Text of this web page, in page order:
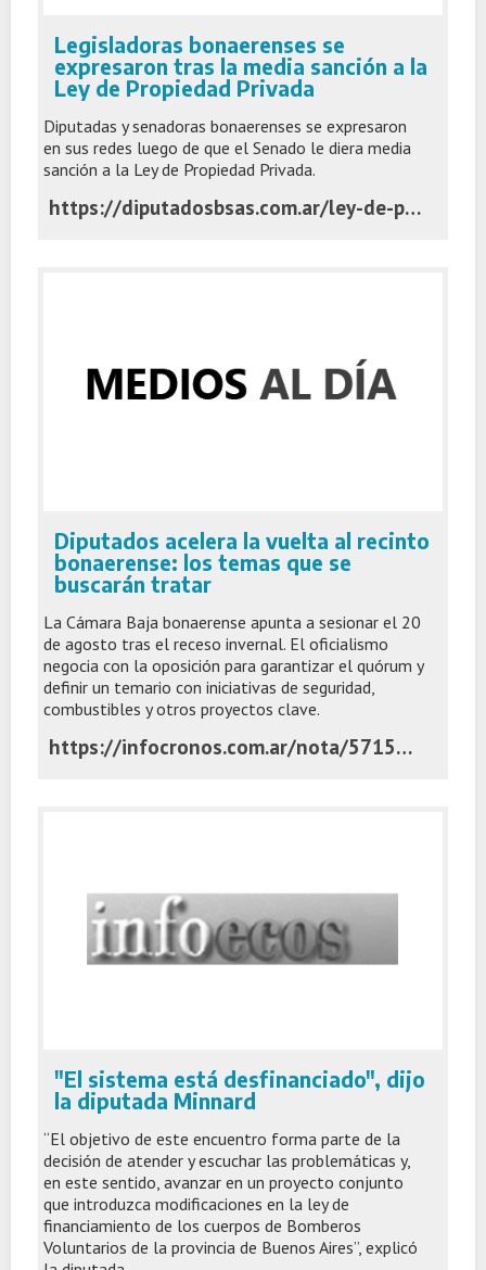
Legisladoras bonaerenses se
expresaron tras la media sanción a la
Ley de Propiedad Privada
Diputadas y senadoras bonaerenses se expresaron
en sus redes luego de que el Senado le diera media
sanción a la Ley de Propiedad Privada.
https://diputadosbsas.com.ar/ley-de-propiedad-privada-diputadas-senadoras/
Diputados acelera la vuelta al recinto
bonaerense: los temas que se
buscarán tratar
La Cámara Baja bonaerense apunta a sesionar el 20
de agosto tras el receso invernal. El oficialismo
negocia con la oposición para garantizar el quórum y
definir un temario con iniciativas de seguridad,
combustibles y otros proyectos clave.
https://infocronos.com.ar/nota/57159/diputados-acelera-la-vuelta-al-recinto-bonaerense-los-temas-que-se-buscaran-tratar/
"El sistema está desfinanciado", dijo
la diputada Minnard
“El objetivo de este encuentro forma parte de la
decisión de atender y escuchar las problemáticas y,
en este sentido, avanzar en un proyecto conjunto
que introduzca modificaciones en la ley de
financiamiento de los cuerpos de Bomberos
Voluntarios de la provincia de Buenos Aires”, explicó